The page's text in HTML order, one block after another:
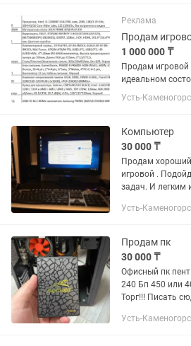
9800x3d Видеокарта Видеокарта
Gigabyte...
Реклама
Продам
1 000 000 ₸
Продам
идеальном
заказ в сервис
год в комплекте
клавиатуры два
микрофон и...
Усть-
Компьютер
30 000 ₸
Продам
игровой .
задач. И легким
системный блок.
приложение или
Усть-
Продам пк
30 000 ₸
Офисный пк
240 Бп 450 или 400 Могу по
Торг!!! Писать сюда или , на звонки
Усть-